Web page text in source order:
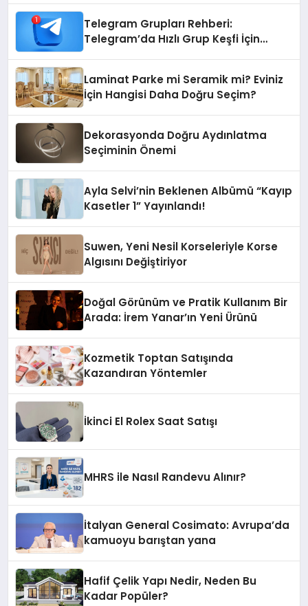
Telegram Grupları Rehberi:
Telegram’da Hızlı Grup Keşfi İçin
Laminat Parke mi Seramik mi? Eviniz
İçin Hangisi Daha Doğru Seçim?
Dekorasyonda Doğru Aydınlatma
Seçiminin Önemi
Ayla Selvi’nin Beklenen Albümü “Kayıp
Kasetler 1” Yayınlandı!
Suwen, Yeni Nesil Korseleriyle Korse
Algısını Değiştiriyor
Doğal Görünüm ve Pratik Kullanım Bir
Arada: İrem Yanar’ın Yeni Ürünü
Kozmetik Toptan Satışında
Kazandıran Yöntemler
İkinci El Rolex Saat Satışı
MHRS ile Nasıl Randevu Alınır?
İtalyan General Cosimato: Avrupa’da
kamuoyu barıştan yana
Hafif Çelik Yapı Nedir, Neden Bu
Kadar Popüler?